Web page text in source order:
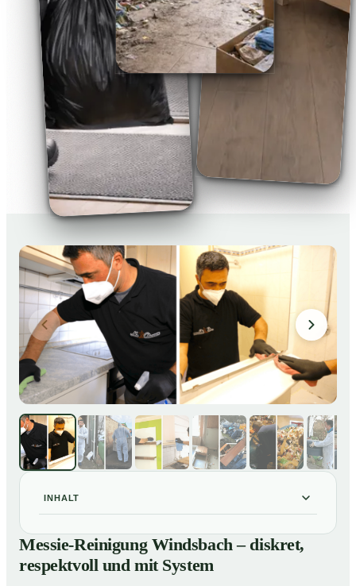
INHALT
Messie-Reinigung Windsbach – diskret, respektvoll
und mit System
Warum professionelle Hilfe bei einer Messie-Wohnung
Messie-Reinigung Windsbach – diskret,
respektvoll und mit System